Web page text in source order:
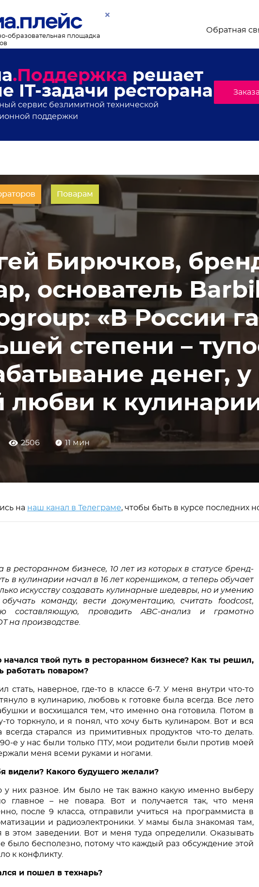
образовательная площадка
Обратная
ресторанного мира,
и анонсы мероприятий
от Лемма.Плейс. Подпишись!
Поварам
Бирючков,
основатель
«В России
степени –
денег, у
любви к
2506 11 мин
на наш канал в Телеграме, чтобы быть в курсе последних
в ресторанном бизнесе, 10 лет из которых в статусе бренд-
в кулинарии начал в 16 лет коренщиком, а теперь обучает
искусству создавать кулинарные шедевры, но и умению
команду, вести документацию, считать foodcost,
составляющую, проводить ABC-анализ и грамотно
на производстве.
начался твой путь в ресторанном бизнесе? Как ты решил,
работать поваром?
стать, наверное, где-то в классе 6-7. У меня внутри что-то
в кулинарию, любовь к готовке была всегда. Все лето
и восхищался тем, что именно она готовила. Потом в
то торкнуло, и я понял, что хочу быть кулинаром. Вот и вся
всегда старался из примитивных продуктов что-то делать.
90-е у нас были только ПТУ, мои родители были против моей
меня всеми руками и ногами.
видели? Какого будущего желали?
у них разное. Им было не так важно какую именно выберу
главное – не повара. Вот и получается так, что меня
после 9 класса, отправили учиться на программиста в
и радиоэлектроники. У мамы была знакомая там,
в этом заведении. Вот и меня туда определили. Оказывать
было бесполезно, потому что каждый раз обсуждение этой
к конфликту.
и пошел в технарь?